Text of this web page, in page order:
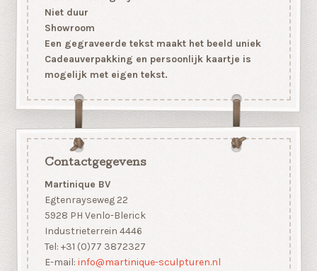
Niet duur
Showroom
Een gegraveerde tekst maakt het beeld uniek
Cadeauverpakking en persoonlijk kaartje is
mogelijk met eigen tekst.
Contactgegevens
Martinique BV
Egtenrayseweg 22
5928 PH Venlo-Blerick
Industrieterrein 4446
Tel: +31 (0)77 3872327
E-mail: info@martinique-sculpturen.nl